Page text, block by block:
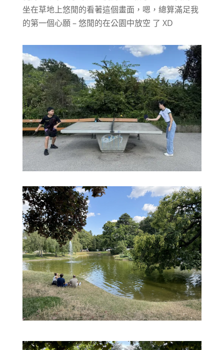
坐在草地上悠閒的看著這個畫面，嗯，總算滿足我
的第一個心願 – 悠閒的在公園中放空 了 XD